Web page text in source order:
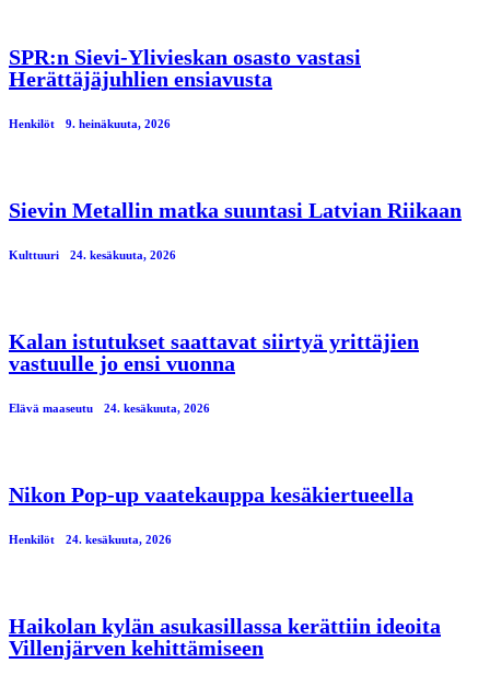
SPR:n Sievi-Ylivieskan osasto vastasi
Herättäjäjuhlien ensiavusta
Henkilöt 9. heinäkuuta, 2026
Sievin Metallin matka suuntasi Latvian Riikaan
Kulttuuri 24. kesäkuuta, 2026
Kalan istutukset saattavat siirtyä yrittäjien
vastuulle jo ensi vuonna
Elävä maaseutu 24. kesäkuuta, 2026
Nikon Pop-up vaatekauppa kesäkiertueella
Henkilöt 24. kesäkuuta, 2026
Haikolan kylän asukasillassa kerättiin ideoita
Villenjärven kehittämiseen